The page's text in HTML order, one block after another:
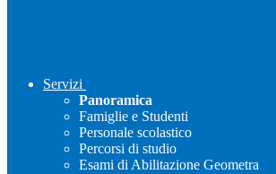
Servizi
Panoramica
Famiglie e Studenti
Personale scolastico
Percorsi di studio
Esami di Abilitazione Geometra